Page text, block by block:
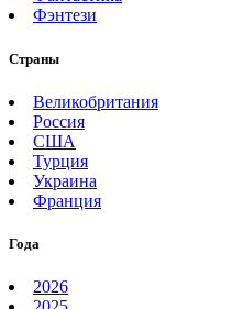
Фэнтези
Страны
Великобритания
Россия
США
Турция
Украина
Франция
Года
2026